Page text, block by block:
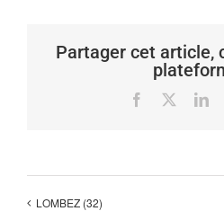
Partager cet article,
Facebook
LOMBEZ (32)